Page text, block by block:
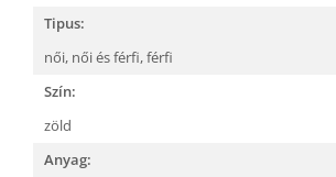
Tipus:
női, női és férfi,férfi
Szín:
zöld
Anyag: